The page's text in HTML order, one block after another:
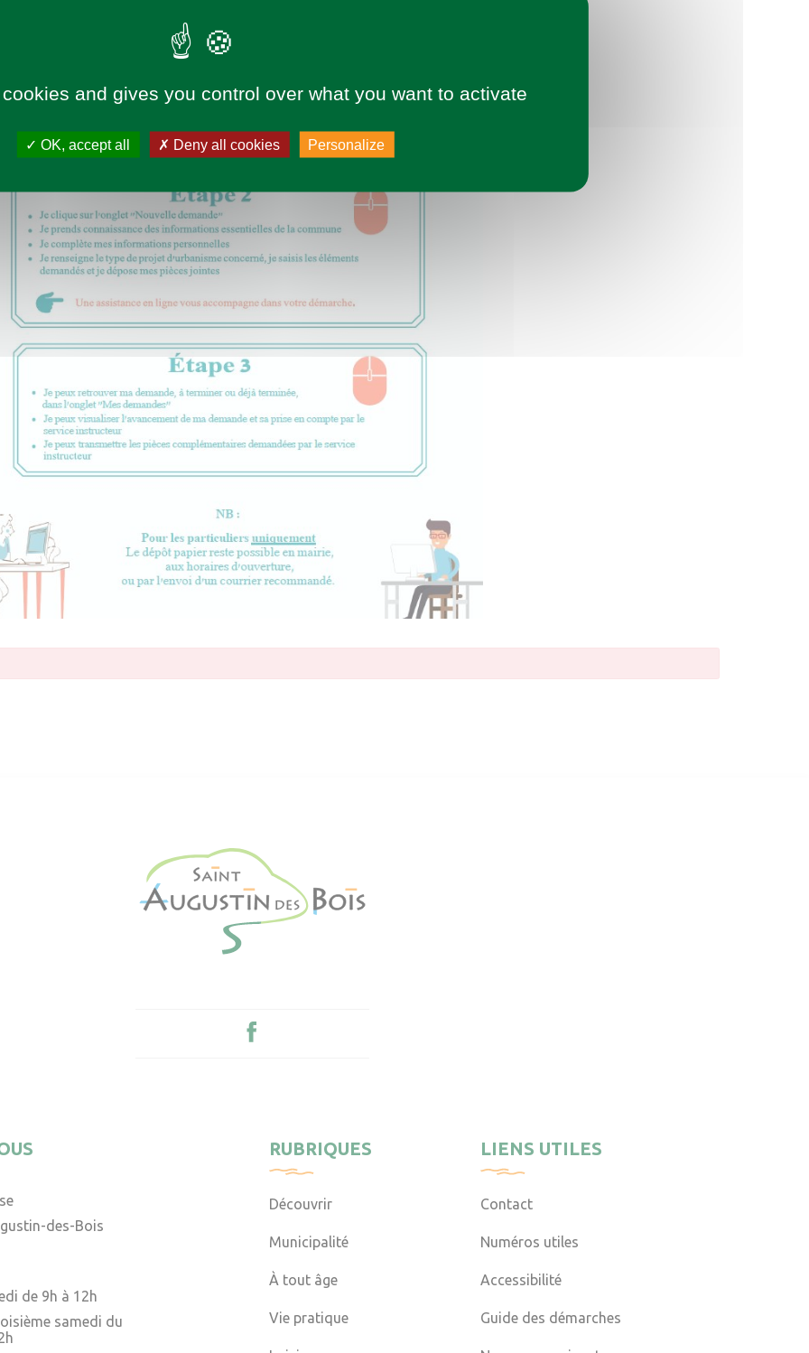
des-Bois
de 9h à 12h
samedi du
RUBRIQUES
Découvrir
Municipalité
À tout âge
Vie pratique
LIENS UTILES
Contact
Numéros utiles
Accessibilité
Guide des démarches
and gives you control over what you want to activate
OK, accept all Deny all cookies Personalize